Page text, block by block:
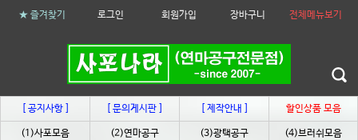
★ 즐겨찾기 로그인 회원가입 장바구니 전체메뉴보기
[ 공지사항 ] [ 문의게시판 ] [ 제작안내 ] 할인상품 모음
(1)사포모음 (2)연마공구 (3)광택공구 (4)브러쉬모음